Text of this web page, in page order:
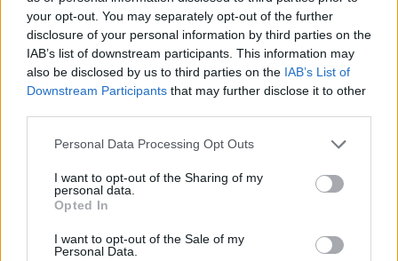
your opt-out. You may separately opt-out of the further
disclosure of your personal information by third parties on the
IAB’s list of downstream participants. This information may
also be disclosed by us to third parties on the IAB’s List of
Downstream Participants that may further disclose it to other
Please note that this website/app uses one or more Google
not limited to your visit or usage behaviour. You may click to
grant or deny consent to Google and its third-party tags to
use your data for below specified purposes in below Google
consent section.
Personal Data Processing Opt Outs
I want to opt-out of the Sharing of my
personal data.
Opted In
I want to opt-out of the Sale of my
Personal Data.
fel, ezzel érdemelve ki az első Oscar jelölését.
Freeman a jelenleg forgatási stádiumban levő
The Dark Knight Rises című filmben játszik,
mint Lucius Fox.
adták át annak a filmrendezőnek, akiről a
nevét is kapta.
Az eddig ezzel a díjjal kitüntetett hírességek:
Walt Disney, Joan Crawford, Warren Beatty,
Anthony Hopkins, Steven Spielberg és Robert
De Niro.